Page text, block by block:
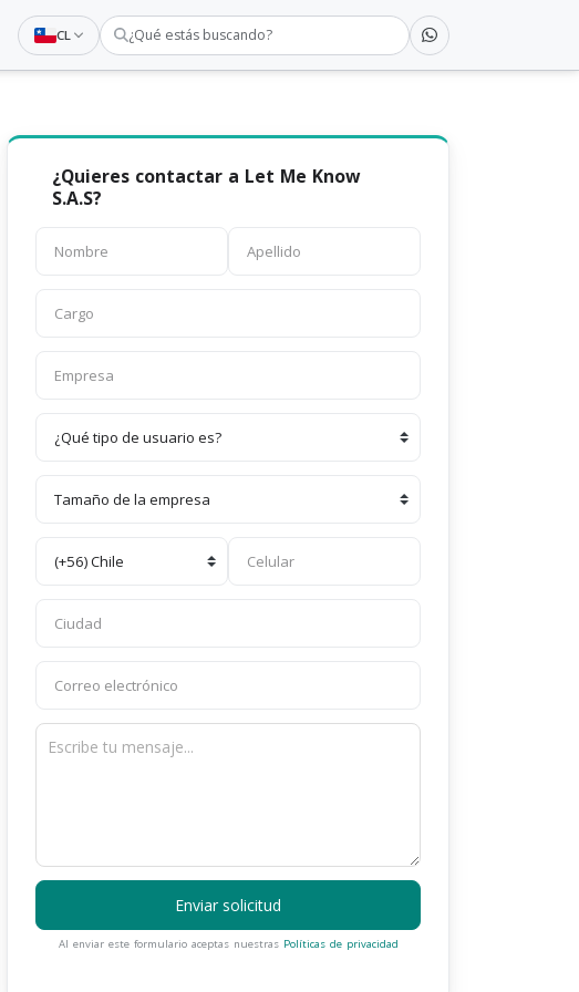
CL ¿Qué estás buscando?
¿Quieres contactar a Let Me Know
S.A.S?
Al enviar este formulario aceptas nuestras Políticas de privacidad
Enviar solicitud